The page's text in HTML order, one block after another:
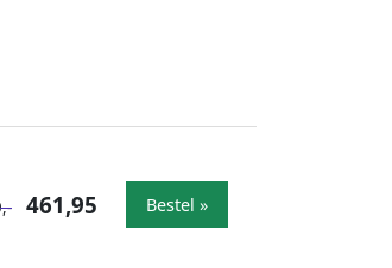
461,95 Bestel »